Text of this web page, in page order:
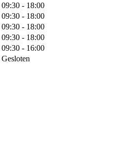
09:30 - 18:00
09:30 - 18:00
09:30 - 18:00
09:30 - 18:00
09:30 - 16:00
Gesloten